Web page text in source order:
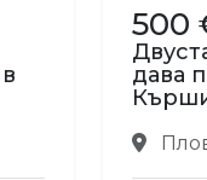
500
дава